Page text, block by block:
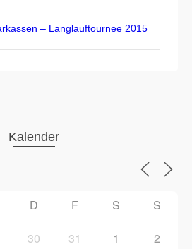
– Langlauftournee 2015
Kalender
D F S S
30 31 1 2